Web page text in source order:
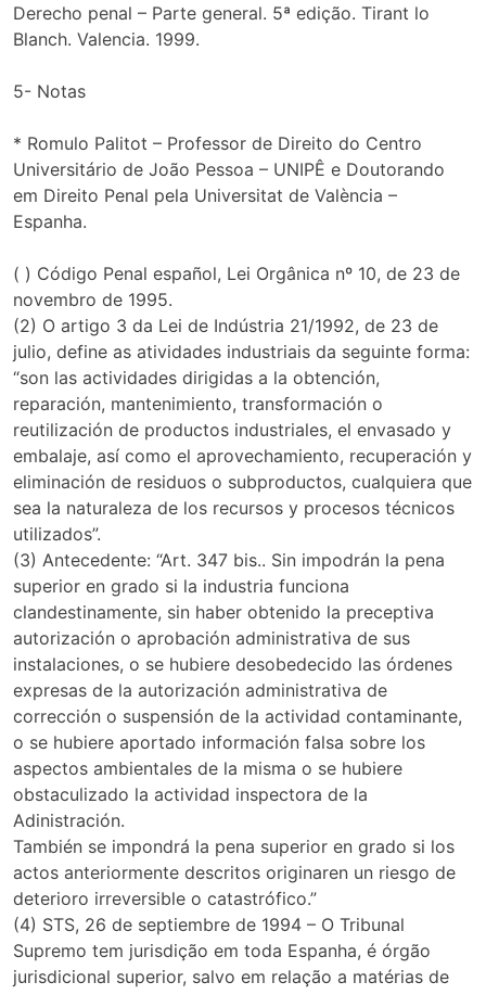
Derecho penal – Parte general. 5ª edição. Tirant lo
Blanch. Valencia. 1999.
5- Notas
* Romulo Palitot – Professor de Direito do Centro
Universitário de João Pessoa – UNIPÊ e Doutorando
em Direito Penal pela Universitat de València –
Espanha.
( ) Código Penal español, Lei Orgânica nº 10, de 23 de
novembro de 1995.
(2) O artigo 3 da Lei de Indústria 21/1992, de 23 de
julio, define as atividades industriais da seguinte forma:
“son las actividades dirigidas a la obtención,
reparación, mantenimiento, transformación o
reutilización de productos industriales, el envasado y
embalaje, así como el aprovechamiento, recuperación y
eliminación de residuos o subproductos, cualquiera que
sea la naturaleza de los recursos y procesos técnicos
utilizados”.
(3) Antecedente: “Art. 347 bis.. Sin impodrán la pena
superior en grado si la industria funciona
clandestinamente, sin haber obtenido la preceptiva
autorización o aprobación administrativa de sus
instalaciones, o se hubiere desobedecido las órdenes
expresas de la autorización administrativa de
corrección o suspensión de la actividad contaminante,
o se hubiere aportado información falsa sobre los
aspectos ambientales de la misma o se hubiere
obstaculizado la actividad inspectora de la
Adinistración.
También se impondrá la pena superior en grado si los
actos anteriormente descritos originaren un riesgo de
deterioro irreversible o catastrófico.”
(4) STS, 26 de septiembre de 1994 – O Tribunal
Supremo tem jurisdição em toda Espanha, é órgão
jurisdicional superior, salvo em relação a matérias de